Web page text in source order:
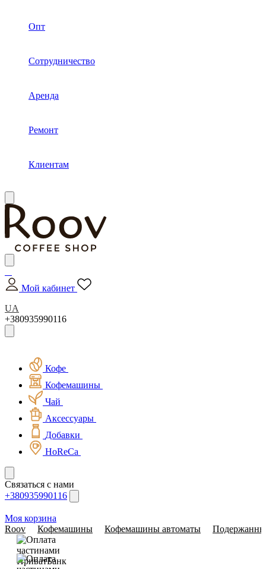
Опт
Сотрудничество
Аренда
Ремонт
Клиентам
Мой кабинет
UA
+380935990116
Кофе
Кофемашины
Чай
Аксессуары
Добавки
HoReCa
Связаться с нами
+380935990116
Моя корзина
Roov
Кофемашины Кофемашины автоматы